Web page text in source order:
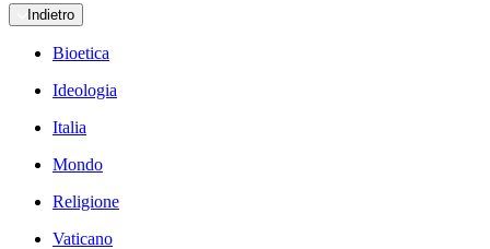
Indietro
Bioetica
Ideologia
Italia
Mondo
Religione
Vaticano